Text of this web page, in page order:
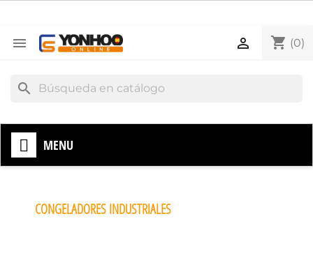
 shopping_cart (0)

search
MENU
CONGELADORES INDUSTRIALES